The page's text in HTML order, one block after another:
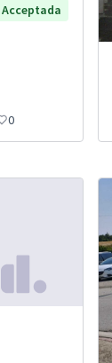
Acceptada
0